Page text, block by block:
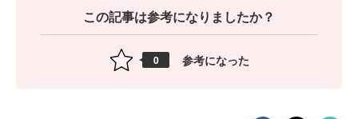
この記事は参考になりましたか？
0 参考になった